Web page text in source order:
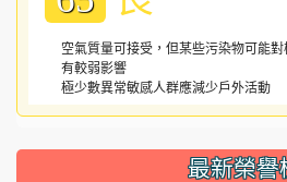
空氣質量可接受，但某些污染物可能
有較弱影響
極少數異常敏感人群應減少戶外活動
::: 最新榮譽